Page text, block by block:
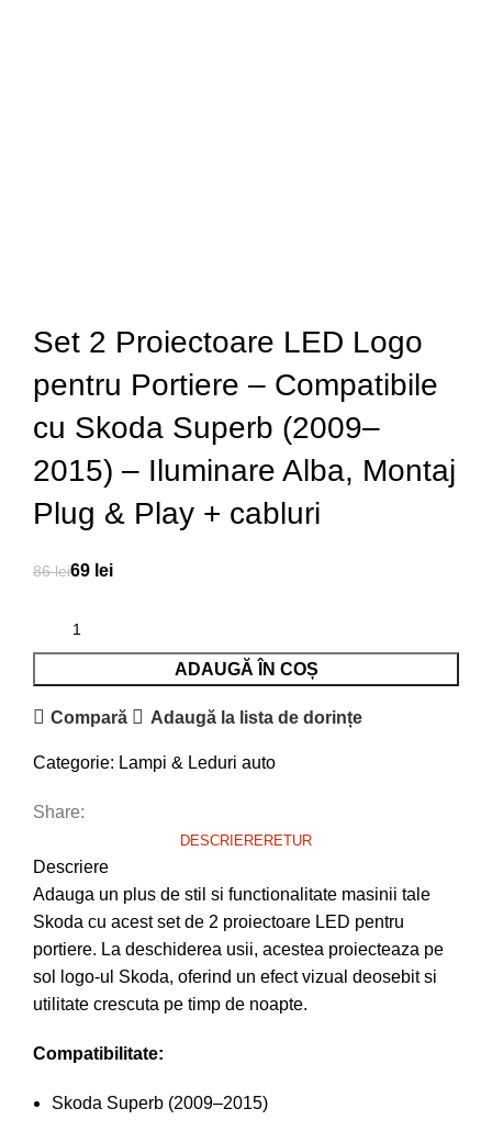
Set 2 Proiectoare LED Logo
pentru Portiere – Compatibile
cu Skoda Superb (2009–
2015) – Iluminare Alba, Montaj
Plug & Play + cabluri
86lei69 lei
ADAUGĂ ÎN COȘ
Compară Adaugă la lista de dorințe
Categorie: Lampi & Leduri auto
Share:
DESCRIERERETUR
Descriere
Adauga un plus de stil si functionalitate masinii tale
Skoda cu acest set de 2 proiectoare LED pentru
portiere. La deschiderea usii, acestea proiecteaza pe
sol logo-ul Skoda, oferind un efect vizual deosebit si
utilitate crescuta pe timp de noapte.
Compatibilitate:
Skoda Superb (2009–2015)